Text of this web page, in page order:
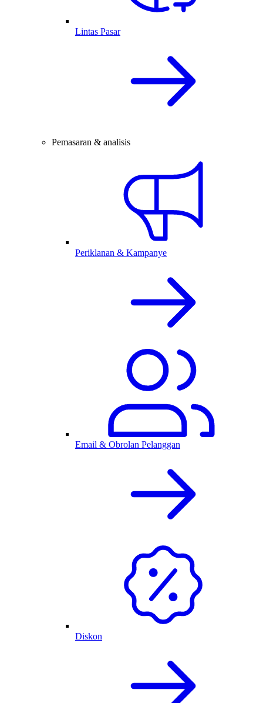
Lintas Pasar
Pemasaran & analisis
Periklanan & Kampanye
Email & Obrolan Pelanggan
Diskon